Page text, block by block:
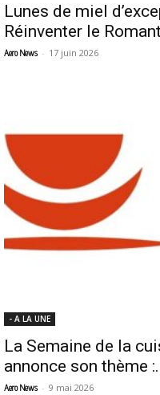
Lunes de miel
Réinventer le
Aero News - 17 juin 2026
- A LA UNE
La Semaine de la
annonce son thème
Aero News - 9 mai 2026